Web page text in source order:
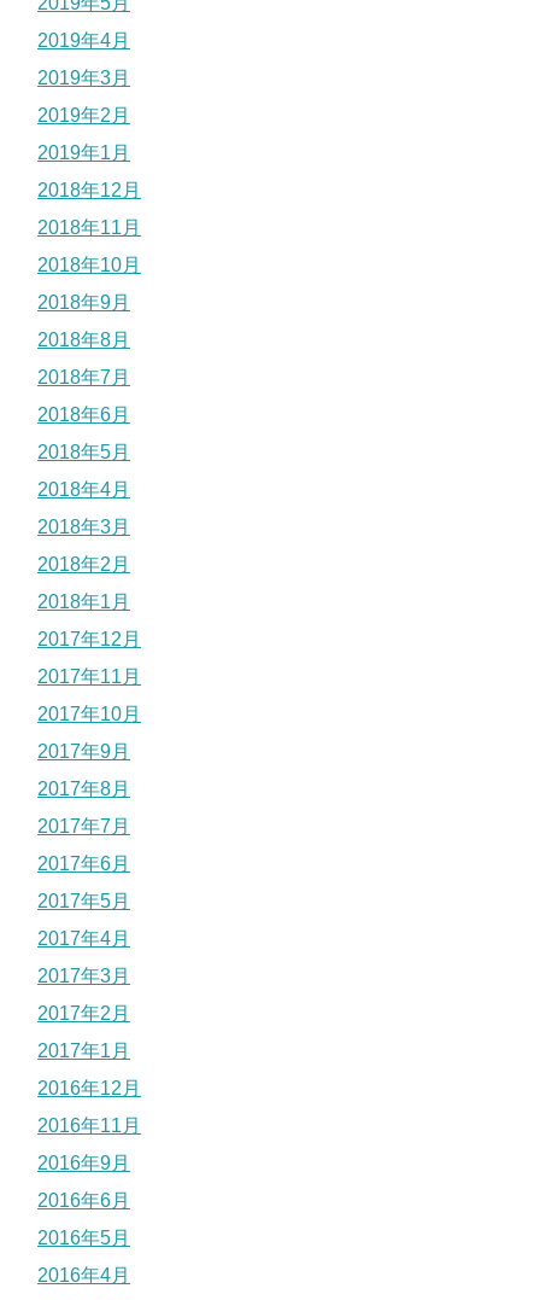
2019年4月
2019年3月
2019年2月
2019年1月
2018年12月
2018年11月
2018年10月
2018年9月
2018年8月
2018年7月
2018年6月
2018年5月
2018年4月
2018年3月
2018年2月
2018年1月
2017年12月
2017年11月
2017年10月
2017年9月
2017年8月
2017年7月
2017年6月
2017年5月
2017年4月
2017年3月
2017年2月
2017年1月
2016年12月
2016年11月
2016年9月
2016年6月
2016年5月
2016年4月